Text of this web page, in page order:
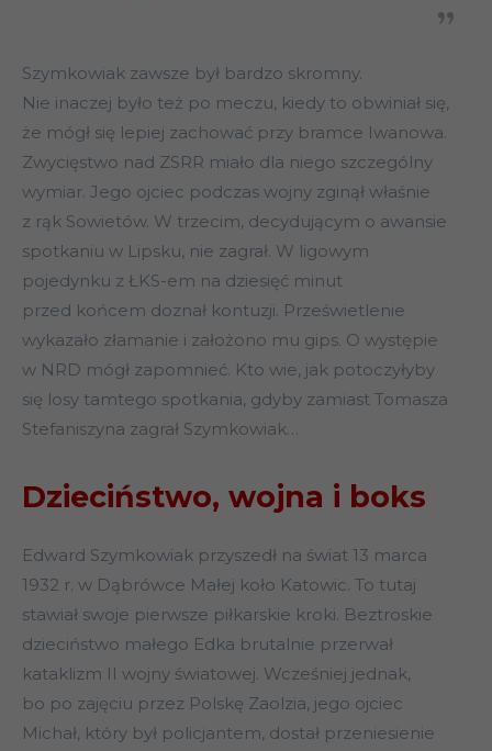
Szymkowiak zawsze był bardzo skromny.
Nie inaczej było też po meczu, kiedy to obwiniał się,
że mógł się lepiej zachować przy bramce Iwanowa.
Zwycięstwo nad ZSRR miało dla niego szczególny
wymiar. Jego ojciec podczas wojny zginął właśnie
z rąk Sowietów. W trzecim, decydującym o awansie
spotkaniu w Lipsku, nie zagrał. W ligowym
pojedynku z ŁKS-em na dziesięć minut
przed końcem doznał kontuzji. Prześwietlenie
wykazało złamanie i założono mu gips. O występie
w NRD mógł zapomnieć. Kto wie, jak potoczyłyby
się losy tamtego spotkania, gdyby zamiast Tomasza
Stefaniszyna zagrał Szymkowiak…
Dzieciństwo, wojna i boks
Edward Szymkowiak przyszedł na świat 13 marca
1932 r. w Dąbrówce Małej koło Katowic. To tutaj
stawiał swoje pierwsze piłkarskie kroki. Beztroskie
dzieciństwo małego Edka brutalnie przerwał
kataklizm II wojny światowej. Wcześniej jednak,
bo po zajęciu przez Polskę Zaolzia, jego ojciec
Michał, który był policjantem, dostał przeniesienie